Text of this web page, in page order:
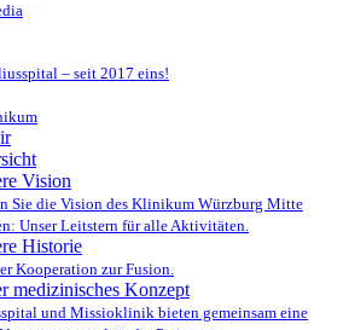
– seit 2017 eins!
Vision
Sie die Vision des Klinikum Würzburg Mitte
Unser Leitstern für alle Aktivitäten.
Historie
Kooperation zur Fusion.
medizinisches Konzept
und Missioklinik bieten gemeinsam eine